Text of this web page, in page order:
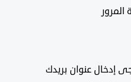
عنوان بريدك